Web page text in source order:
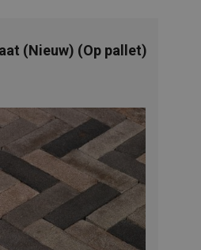
(Nieuw) (Op pallet)